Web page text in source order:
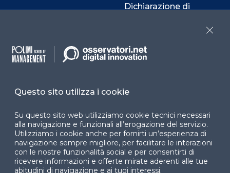
Dichiarazione di
Facebook LinkedIn
YouTube X
Questo sito utilizza i cookie
Su questo sito web utilizziamo cookie tecnici necessari
alla navigazione e funzionali all’erogazione del servizio.
Utilizziamo i cookie anche per fornirti un’esperienza di
navigazione sempre migliore, per facilitare le interazioni
con le nostre funzionalità social e per consentirti di
ricevere informazioni e offerte mirate aderenti alle tue
abitudini di navigazione e ai tuoi interessi.